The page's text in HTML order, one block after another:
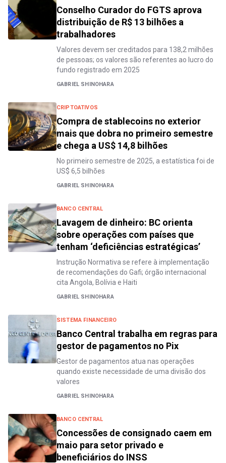
Conselho Curador do FGTS aprova
distribuição de R$ 13 bilhões a
trabalhadores
Valores devem ser creditados para 138,2 milhões
de pessoas; os valores são referentes ao lucro do
fundo registrado em 2025
GABRIEL SHINOHARA
CRIPTOATIVOS
Compra de stablecoins no exterior
mais que dobra no primeiro semestre
e chega a US$ 14,8 bilhões
No primeiro semestre de 2025, a estatística foi de
US$ 6,5 bilhões
GABRIEL SHINOHARA
BANCO CENTRAL
Lavagem de dinheiro: BC orienta
sobre operações com países que
tenham ‘deficiências estratégicas’
Instrução Normativa se refere à implementação
de recomendações do Gafi; órgão internacional
cita Angola, Bolívia e Haiti
GABRIEL SHINOHARA
SISTEMA FINANCEIRO
Banco Central trabalha em regras para
gestor de pagamentos no Pix
Gestor de pagamentos atua nas operações
quando existe necessidade de uma divisão dos
valores
GABRIEL SHINOHARA
BANCO CENTRAL
Concessões de consignado caem em
maio para setor privado e
beneficiários do INSS